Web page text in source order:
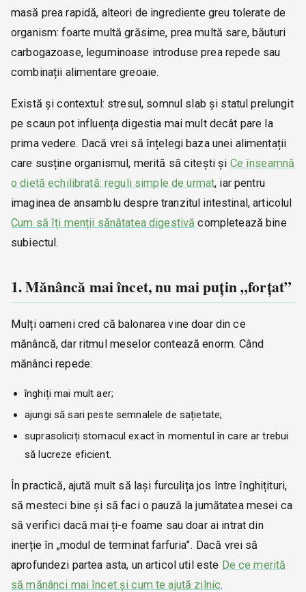
masă prea rapidă, alteori de ingrediente greu tolerate de
organism: foarte multă grăsime, prea multă sare, băuturi
carbogazoase, leguminoase introduse prea repede sau
combinații alimentare greoaie.
Există și contextul: stresul, somnul slab și statul prelungit
pe scaun pot influența digestia mai mult decât pare la
prima vedere. Dacă vrei să înțelegi baza unei alimentații
care susține organismul, merită să citești și Ce înseamnă
o dietă echilibrată: reguli simple de urmat, iar pentru
imaginea de ansamblu despre tranzitul intestinal, articolul
Cum să îți menții sănătatea digestivă completează bine
subiectul.
1. Mănâncă mai încet, nu mai puțin „forțat”
Mulți oameni cred că balonarea vine doar din ce
mănâncă, dar ritmul meselor contează enorm. Când
mănânci repede:
înghiți mai mult aer;
ajungi să sari peste semnalele de sațietate;
suprasoliciți stomacul exact în momentul în care ar trebui
să lucreze eficient.
În practică, ajută mult să lași furculița jos între înghițituri,
să mesteci bine și să faci o pauză la jumătatea mesei ca
să verifici dacă mai ți-e foame sau doar ai intrat din
inerție în „modul de terminat farfuria”. Dacă vrei să
aprofundezi partea asta, un articol util este De ce merită
să mănânci mai încet și cum te ajută zilnic.